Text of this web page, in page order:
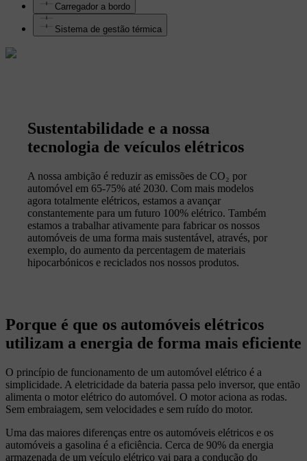
Carregador a bordo
Sistema de gestão térmica
Sustentabilidade e a nossa
tecnologia de veículos elétricos
A nossa ambição é reduzir as emissões de CO₂ por
automóvel em 65-75% até 2030. Com mais modelos
agora totalmente elétricos, estamos a avançar
constantemente para um futuro 100% elétrico. Também
estamos a trabalhar ativamente para fabricar os nossos
automóveis de uma forma mais sustentável, através, por
exemplo, do aumento da percentagem de materiais
hipocarbónicos e reciclados nos nossos produtos.
Porque é que os automóveis elétricos
utilizam a energia de forma mais eficiente
O princípio de funcionamento de um automóvel elétrico é a
simplicidade. A eletricidade da bateria passa pelo inversor, que então
alimenta o motor elétrico do automóvel. O motor aciona as rodas.
Sem embraiagem, sem velocidades e sem ruído do motor.
Uma das maiores diferenças entre os automóveis elétricos e os
automóveis a gasolina é a eficiência. Cerca de 90% da energia
armazenada de um veículo elétrico vai para a condução do